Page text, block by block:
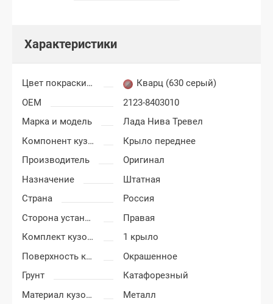
Характеристики
Цвет покраски Лада Нива Тревел (Travel)
Кварц (630 серый)
OEM
2123-8403010
Марка и модель
Лада Нива Тревел
Компонент кузова
Крыло переднее
Производитель
Оригинал
Назначение
Штатная
Страна
Россия
Сторона установки
Правая
Комплект кузовных деталей
1 крыло
Поверхность крыла
Окрашенное
Грунт
Катафорезный
Материал кузовных деталей
Металл